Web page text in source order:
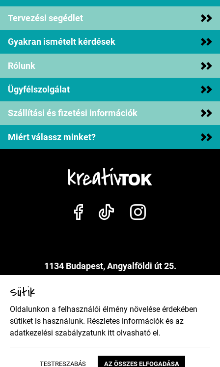
Tervezési segédlet
Gyakran ismételt kérdések
Rólunk
Ügyfélszolgálat
Szállítási és fizetési információk
Miért válassz minket?
1134 Budapest, Angyalföldi út 25.
Adatkezelési szabályzat
Sütik
Oldalunkon a felhasználói élmény növelése érdekében
sütiket is használunk. Részletes információk és az
adatkezelési szabályzatunk itt olvasható el.
TESTRESZABÁS AZ ÖSSZES ELFOGADÁSA